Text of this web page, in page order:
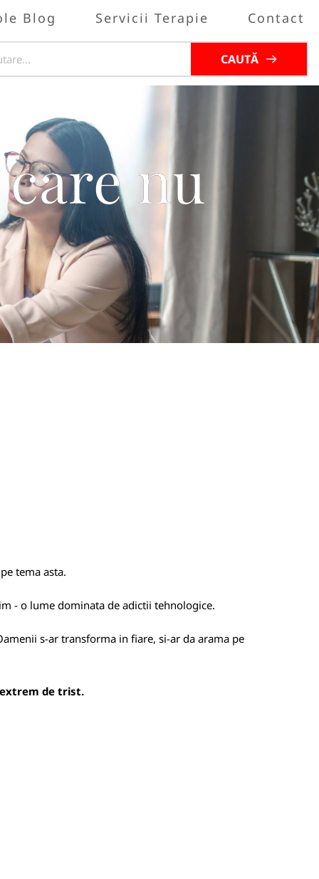
Blog Servicii Terapie Contact
CAUTĂ
nu
tema asta.
- o lume dominata de adictii tehnologice.
s-ar transforma in fiare, si-ar da arama pe
extrem de trist.